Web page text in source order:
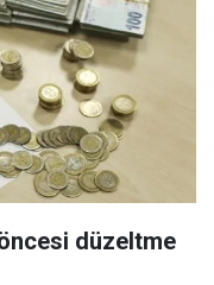
düzeltme